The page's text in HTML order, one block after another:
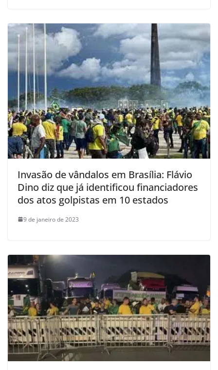
Invasão de vândalos em Brasília: Flávio
Dino diz que já identificou financiadores
dos atos golpistas em 10 estados
9 de janeiro de 2023